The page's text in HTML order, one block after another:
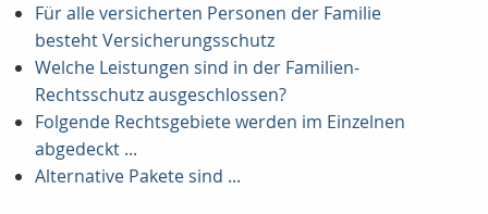
Für alle versicherten Personen der Familie
besteht Versicherungsschutz
Welche Leistungen sind in der Familien-
Rechtsschutz ausgeschlossen?
Folgende Rechtsgebiete werden im Einzelnen
abgedeckt ...
Alternative Pakete sind ...